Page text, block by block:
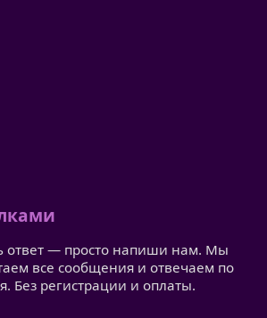
ответ — просто напиши нам. Мы
все сообщения и отвечаем по
Без регистрации и оплаты.